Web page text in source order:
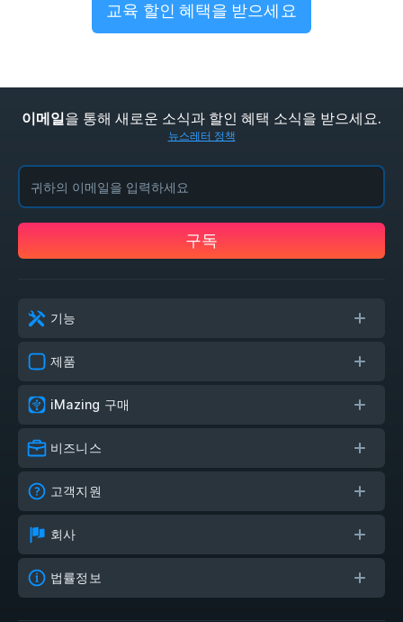
교육 할인 혜택을 받으세요
이메일을 통해 새로운 소식과 할인 혜택 소식을 받으세요.
뉴스레터 정책
구독
기능
제품
iMazing 구매
비즈니스
고객지원
회사
법률정보